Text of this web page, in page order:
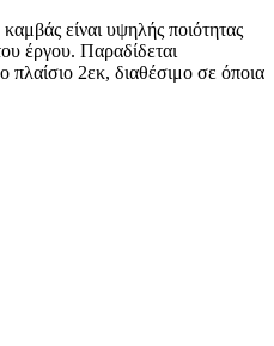
είναι υψηλής ποιότητας
έργου. Παραδίδεται
πλαίσιο 2εκ, διαθέσιμο σε όποια